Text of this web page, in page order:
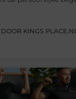
KINGS PLACE.NL